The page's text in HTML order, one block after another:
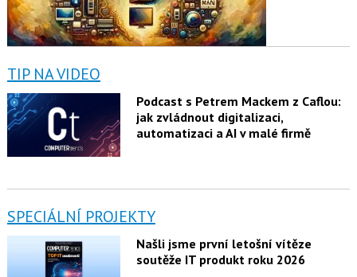
TIP NA VIDEO
Podcast s Petrem Mackem z Caflou:
jak zvládnout digitalizaci,
automatizaci a AI v malé firmě
SPECIÁLNÍ PROJEKTY
Našli jsme první letošní vítěze
soutěže IT produkt roku 2026